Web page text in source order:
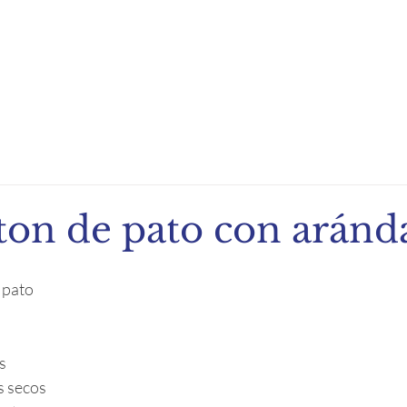
de pato con
secos